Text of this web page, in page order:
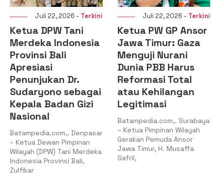
Juli 22, 2026 - Terkini
Ketua DPW Tani
Merdeka Indonesia
Provinsi Bali
Apresiasi
Penunjukan Dr.
Sudaryono sebagai
Kepala Badan Gizi
Nasional
Batampedia.com,. Denpasar
– Ketua Dewan Pimpinan
Wilayah (DPW) Tani Merdeka
Indonesia Provinsi Bali,
Zulfikar
Juli 22, 2026 - Terkini
Ketua PW GP Ansor
Jawa Timur: Gaza
Menguji Nurani
Dunia PBB Harus
Reformasi Total
atau Kehilangan
Legitimasi
Batampedia.com,. Surabaya
– Ketua Pimpinan Wilayah
Gerakan Pemuda Ansor
Jawa Timur, H. Musaffa
Safril,